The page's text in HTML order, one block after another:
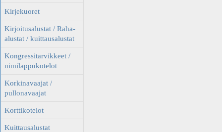
Kirjekuoret
Kirjoitusalustat / Raha-
alustat / kuittausalustat
Kongressitarvikkeet /
nimilappukotelot
Korkinavaajat /
pullonavaajat
Korttikotelot
Kuittausalustat